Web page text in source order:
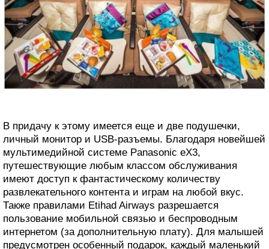
В придачу к этому имеется еще и две подушечки,
личный монитор и USB-разъемы. Благодаря новейшей
мультимедийной системе Panasonic eX3,
путешествующие любым классом обслуживания
имеют доступ к фантастическому количеству
развлекательного контента и играм на любой вкус.
Также правилами Etihad Airways разрешается
пользование мобильной связью и беспроводным
интернетом (за дополнительную плату). Для малышей
предусмотрен особенный подарок, каждый маленький